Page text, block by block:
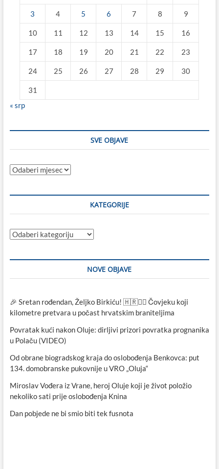
3 4 5 6 7 8 9
10 11 12 13 14 15 16
17 18 19 20 21 22 23
24 25 26 27 28 29 30
31
« srp
SVE OBJAVE
Sve
KATEGORIJE
Kategorije
NOVE OBJAVE
🎉 Sretan rođendan, Željko Birkiću! 🇭🇷🏃‍♂️ Čovjeku koji
kilometre pretvara u počast hrvatskim braniteljima
Povratak kući nakon Oluje: dirljivi prizori povratka prognanika
u Polaču (VIDEO)
Od obrane biogradskog kraja do oslobođenja Benkovca: put
134. domobranske pukovnije u VRO „Oluja“
Miroslav Vođera iz Vrane, heroj Oluje koji je život položio
nekoliko sati prije oslobođenja Knina
Dan pobjede ne bi smio biti tek fusnota